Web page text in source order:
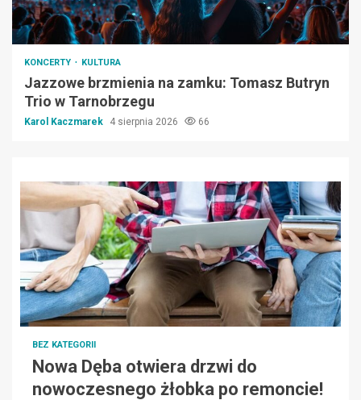
KONCERTY KULTURA
Jazzowe brzmienia na zamku: Tomasz Butryn
Trio w Tarnobrzegu
Karol Kaczmarek 4 sierpnia 2026 66
BEZ KATEGORII
Nowa Dęba otwiera drzwi do
nowoczesnego żłobka po remoncie!